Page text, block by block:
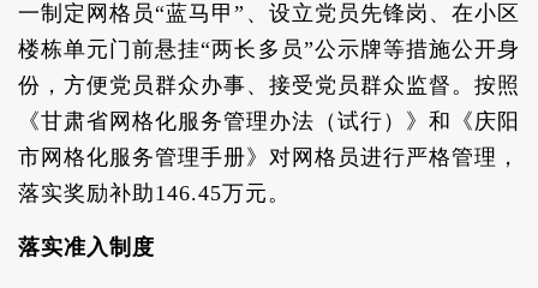
一制定网格员“蓝马甲”、设立党员先锋岗、在小区
楼栋单元门前悬挂“两长多员”公示牌等措施公开身
份，方便党员群众办事、接受党员群众监督。按照
《甘肃省网格化服务管理办法（试行）》和《庆阳
市网格化服务管理手册》对网格员进行严格管理，
落实奖励补助146.45万元。
落实准入制度